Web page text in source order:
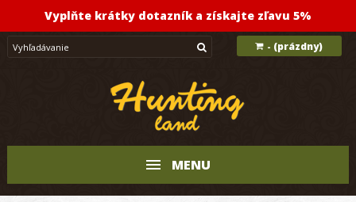
Vyplňte krátky dotazník a získajte zľavu 5%
- (prázdny)
MENU